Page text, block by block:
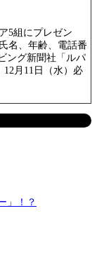
5組にプレゼン
名、年齢、電話番
ング新聞社「ルパ
12月11日（水）必
」！？